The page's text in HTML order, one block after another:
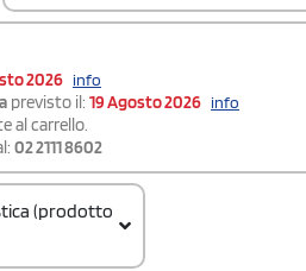
2026 info
previsto il: 19 Agosto 2026 info
al carrello.
02 2111 8602
(prodotto